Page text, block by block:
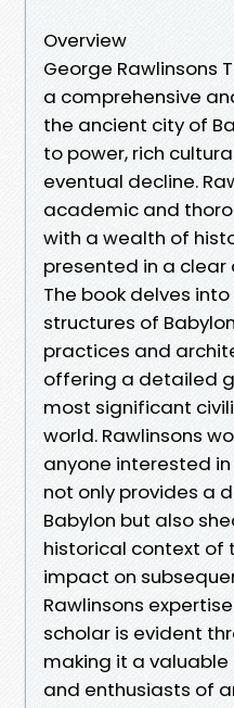
Overview
George Rawlinsons
a comprehensive
the ancient city of
to power, rich
eventual decline.
academic and
with a wealth of
presented in a
The book delves
structures of
practices and
offering a detailed
most significant
world. Rawlinsons
anyone interested
not only provides a
Babylon but also
historical context of
impact on
Rawlinsons
scholar is evident
making it a
and enthusiasts of